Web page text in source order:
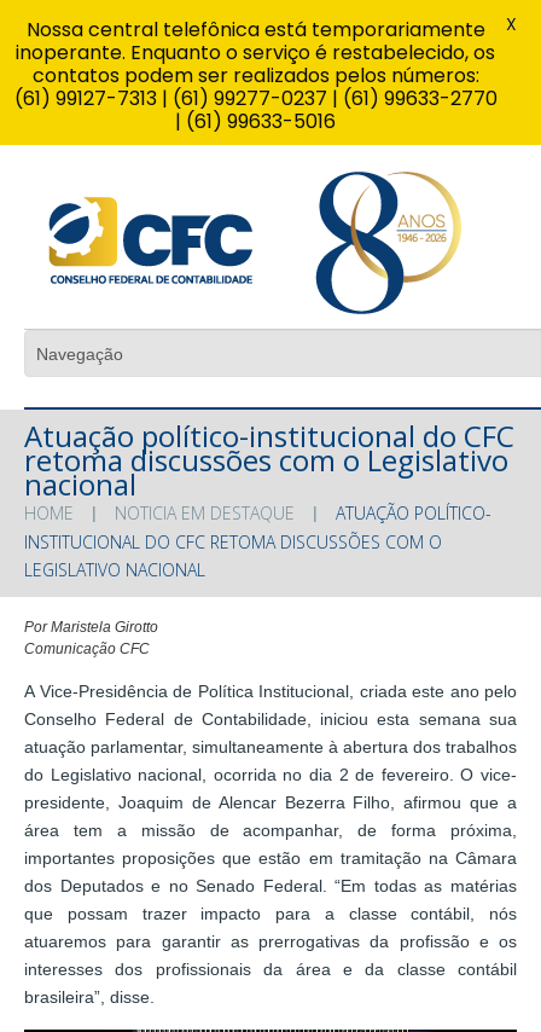
Atuação político-institucional do CFC
retoma discussões com o Legislativo
nacional
HOME NOTICIA EM DESTAQUE
ATUAÇÃO POLÍTICO-
INSTITUCIONAL DO CFC RETOMA DISCUSSÕES COM O
LEGISLATIVO NACIONAL
Por Maristela Girotto
Comunicação CFC
A Vice-Presidência de Política Institucional, criada este ano pelo
Conselho Federal de Contabilidade, iniciou esta semana sua
atuação parlamentar, simultaneamente à abertura dos trabalhos
do Legislativo nacional, ocorrida no dia 2 de fevereiro. O vice-
presidente, Joaquim de Alencar Bezerra Filho, afirmou que a
área tem a missão de acompanhar, de forma próxima,
importantes proposições que estão em tramitação na Câmara
dos Deputados e no Senado Federal. “Em todas as matérias
que possam trazer impacto para a classe contábil, nós
atuaremos para garantir as prerrogativas da profissão e os
interesses dos profissionais da área e da classe contábil
brasileira”, disse.
Nossa central telefônica está temporariamente
inoperante. Enquanto o serviço é restabelecido, os
contatos podem ser realizados pelos números:
(61) 99127-7313 | (61) 99277-0237 | (61) 99633-2770
| (61) 99633-5016
X